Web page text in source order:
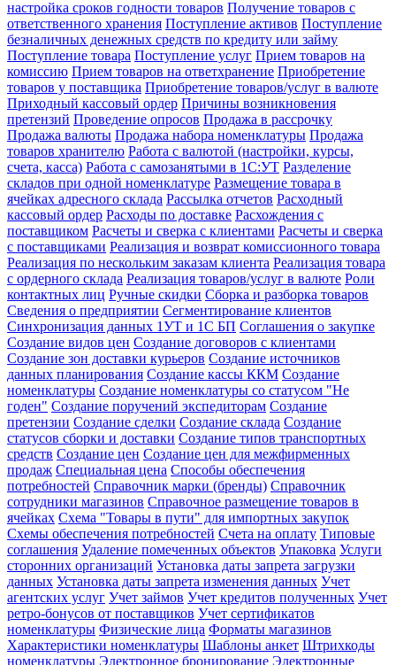
настройка сроков годности товаров Получение товаров с
ответственного хранения Поступление активов Поступление
безналичных денежных средств по кредиту или займу
Поступление товара Поступление услуг Прием товаров на
комиссию Прием товаров на ответхранение Приобретение
товаров у поставщика Приобретение товаров/услуг в валюте
Приходный кассовый ордер Причины возникновения
претензий Проведение опросов Продажа в рассрочку
Продажа валюты Продажа набора номенклатуры Продажа
товаров хранителю Работа с валютой (настройки, курсы,
счета, касса) Работа с самозанятыми в 1С:УТ Разделение
складов при одной номенклатуре Размещение товара в
ячейках адресного склада Рассылка отчетов Расходный
кассовый ордер Расходы по доставке Расхождения с
поставщиком Расчеты и сверка с клиентами Расчеты и сверка
с поставщиками Реализация и возврат комиссионного товара
Реализация по нескольким заказам клиента Реализация товара
с ордерного склада Реализация товаров/услуг в валюте Роли
контактных лиц Ручные скидки Сборка и разборка товаров
Сведения о предприятии Сегментирование клиентов
Синхронизация данных 1УТ и 1С БП Соглашения о закупке
Создание видов цен Создание договоров с клиентами
Создание зон доставки курьеров Создание источников
данных планирования Создание кассы ККМ Создание
номенклатуры Создание номенклатуры со статусом "Не
годен" Создание поручений экспедиторам Создание
претензии Создание сделки Создание склада Создание
статусов сборки и доставки Создание типов транспортных
средств Создание цен Создание цен для межфирменных
продаж Специальная цена Способы обеспечения
потребностей Справочник марки (бренды) Справочник
сотрудники магазинов Справочное размещение товаров в
ячейках Схема "Товары в пути" для импортных закупок
Схемы обеспечения потребностей Счета на оплату Типовые
соглашения Удаление помеченных объектов Упаковка Услуги
сторонних организаций Установка даты запрета загрузки
данных Установка даты запрета изменения данных Учет
агентских услуг Учет займов Учет кредитов полученных Учет
ретро-бонусов от поставщиков Учет сертификатов
номенклатуры Физические лица Форматы магазинов
Характеристики номенклатуры Шаблоны анкет Штрихкоды
номенклатуры Электронное бронирование Электронные